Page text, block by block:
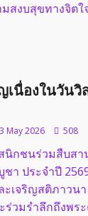
สงบสุขทางจิตใ
ชน
ขบูชา
นื่องในวันวิ
3 May 2026 508
นิกชนร่วมสืบสา
ชา ประจำปี
เจริญสติภาวนา
ร่วมรำลึกถึงพ